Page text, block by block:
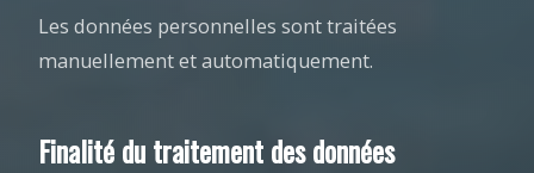
Les données personnelles sont traitées
manuellement et automatiquement.
Finalité du traitement des données